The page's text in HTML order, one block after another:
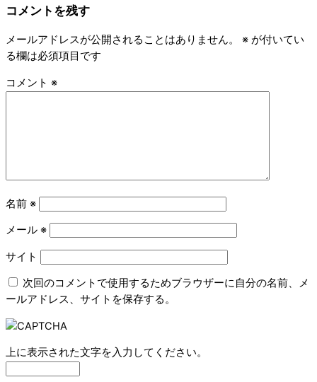
コメントを残す
メールアドレスが公開されることはありません。 ※ が付いてい
る欄は必須項目です
コメント ※
名前 ※
メール ※
サイト
次回のコメントで使用するためブラウザーに自分の名前、メ
ールアドレス、サイトを保存する。
上に表示された文字を入力してください。